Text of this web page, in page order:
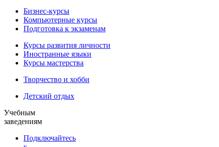
Бизнес-курсы
Компьютерные курсы
Подготовка к экзаменам
Курсы развития личности
Иностранные языки
Курсы мастерства
Творчество и хобби
Детский отдых
Учебным
заведениям
Подключайтесь